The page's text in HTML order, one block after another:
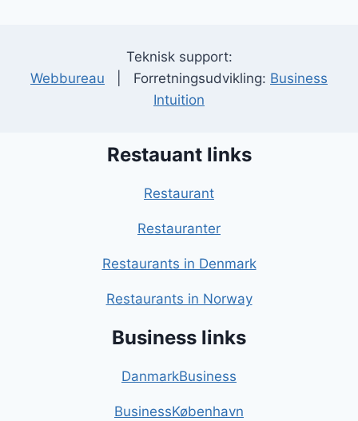
Teknisk support:
Webbureau | Forretningsudvikling: Business
Intuition
Restauant links
Restaurant
Restauranter
Restaurants in Denmark
Restaurants in Norway
Business links
DanmarkBusiness
BusinessKøbenhavn